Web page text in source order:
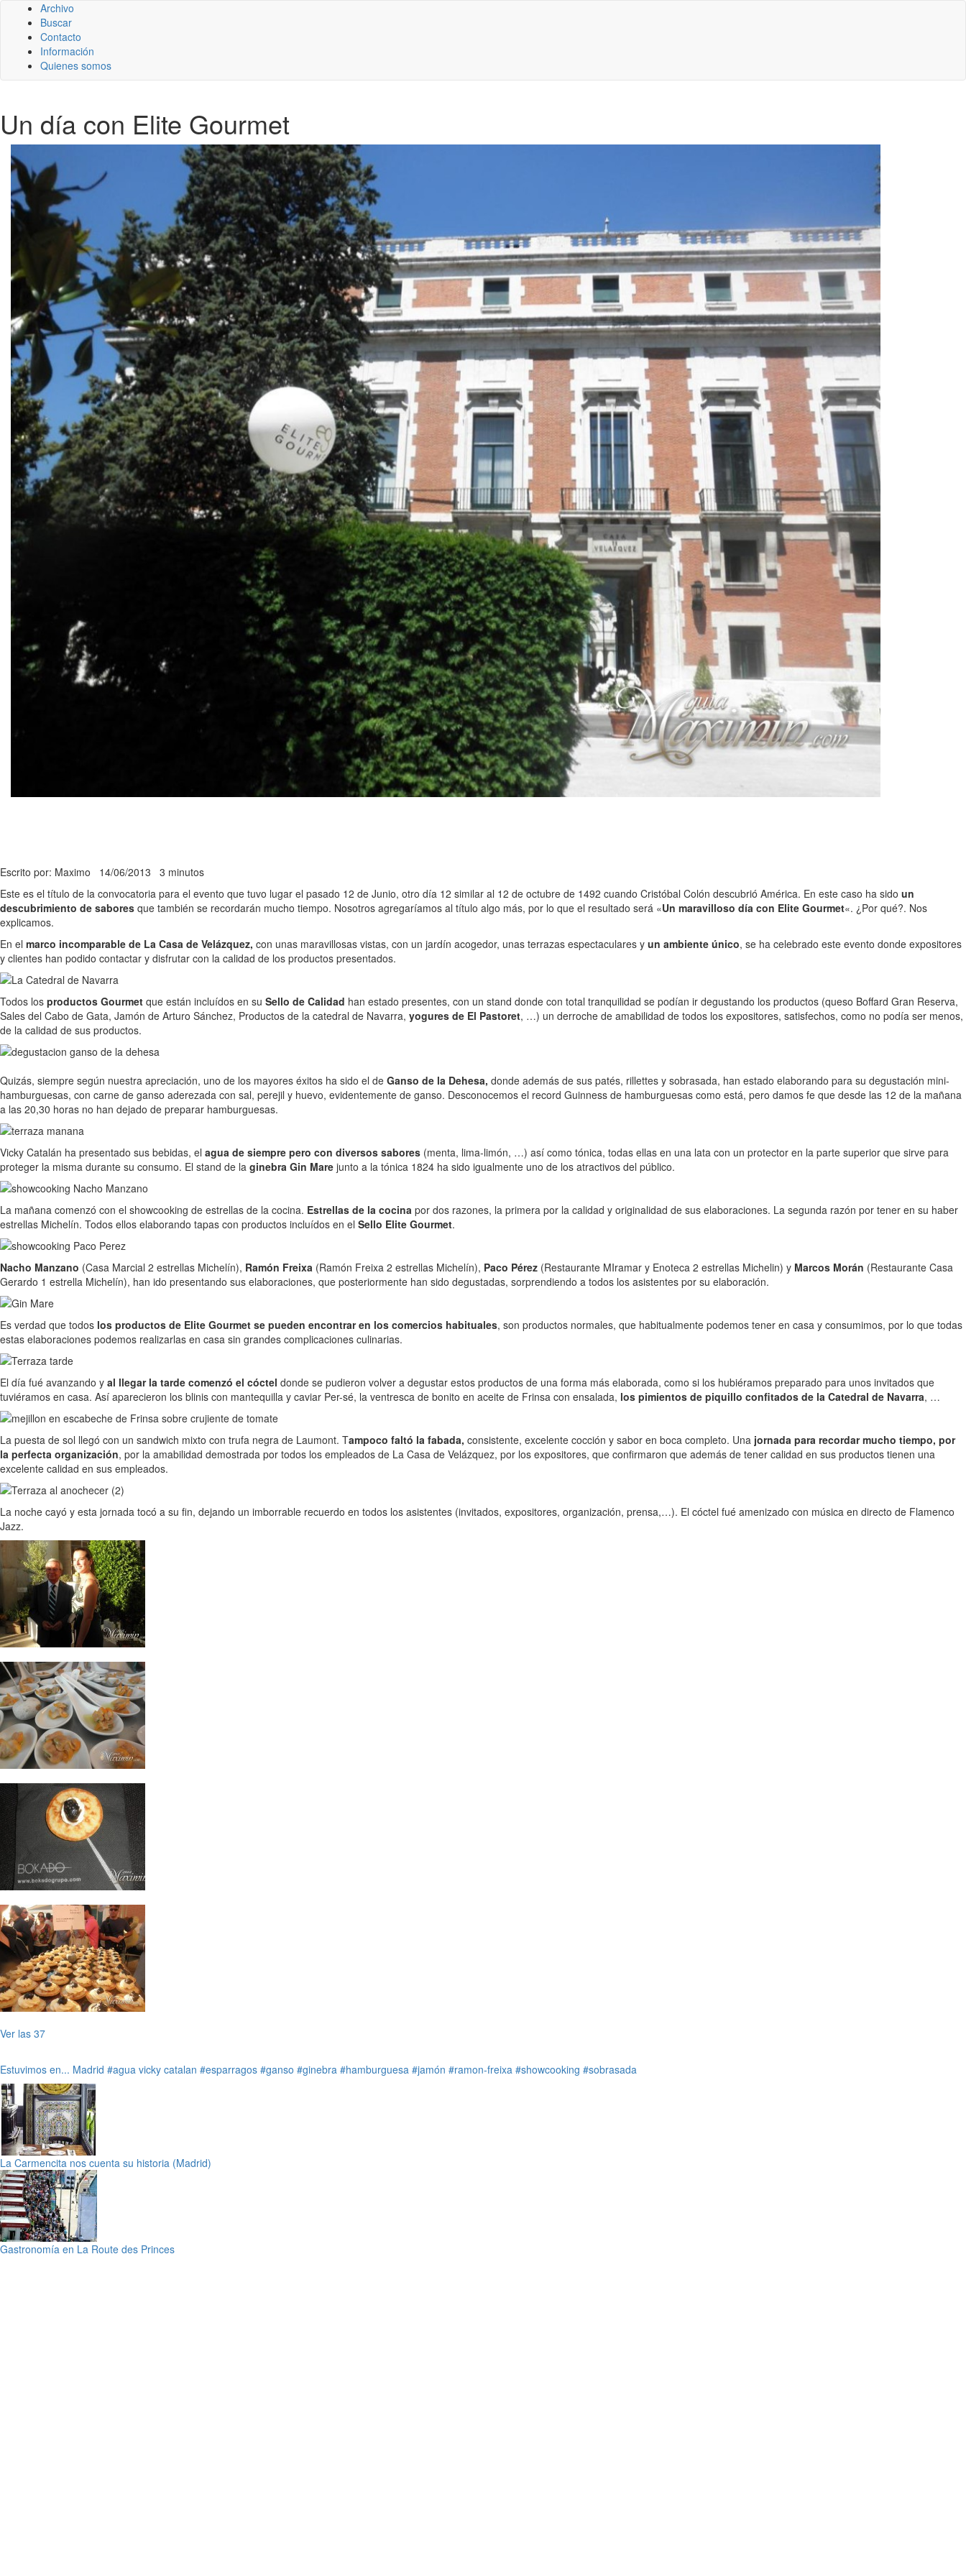
Archivo
Buscar
Contacto
Información
Quienes somos
Un día con Elite Gourmet
Escrito por: Maximo 14/06/2013 3 minutos
Este es el título de la convocatoria para el evento que tuvo lugar el pasado 12 de Junio, otro día 12 similar al 12 de octubre de 1492 cuando Cristóbal Colón descubrió América. En este caso ha sido un
descubrimiento de sabores que también se recordarán mucho tiempo. Nosotros agregaríamos al título algo más, por lo que el resultado será «Un maravilloso día con Elite Gourmet«. ¿Por qué?. Nos
explicamos.
En el marco incomparable de La Casa de Velázquez, con unas maravillosas vistas, con un jardín acogedor, unas terrazas espectaculares y un ambiente único, se ha celebrado este evento donde expositores
y clientes han podido contactar y disfrutar con la calidad de los productos presentados.
Todos los productos Gourmet que están incluídos en su Sello de Calidad han estado presentes, con un stand donde con total tranquilidad se podían ir degustando los productos (queso Boffard Gran Reserva,
Sales del Cabo de Gata, Jamón de Arturo Sánchez, Productos de la catedral de Navarra, yogures de El Pastoret, …) un derroche de amabilidad de todos los expositores, satisfechos, como no podía ser menos,
de la calidad de sus productos.
Quizás, siempre según nuestra apreciación, uno de los mayores éxitos ha sido el de Ganso de la Dehesa, donde además de sus patés, rillettes y sobrasada, han estado elaborando para su degustación mini-
hamburguesas, con carne de ganso aderezada con sal, perejil y huevo, evidentemente de ganso. Desconocemos el record Guinness de hamburguesas como está, pero damos fe que desde las 12 de la mañana
a las 20,30 horas no han dejado de preparar hamburguesas.
Vicky Catalán ha presentado sus bebidas, el agua de siempre pero con diversos sabores (menta, lima-limón, …) así como tónica, todas ellas en una lata con un protector en la parte superior que sirve para
proteger la misma durante su consumo. El stand de la ginebra Gin Mare junto a la tónica 1824 ha sido igualmente uno de los atractivos del público.
La mañana comenzó con el showcooking de estrellas de la cocina. Estrellas de la cocina por dos razones, la primera por la calidad y originalidad de sus elaboraciones. La segunda razón por tener en su haber
estrellas Michelín. Todos ellos elaborando tapas con productos incluídos en el Sello Elite Gourmet.
Nacho Manzano (Casa Marcial 2 estrellas Michelín), Ramón Freixa (Ramón Freixa 2 estrellas Michelín), Paco Pérez (Restaurante MIramar y Enoteca 2 estrellas Michelin) y Marcos Morán (Restaurante Casa
Gerardo 1 estrella Michelín), han ido presentando sus elaboraciones, que posteriormente han sido degustadas, sorprendiendo a todos los asistentes por su elaboración.
Es verdad que todos los productos de Elite Gourmet se pueden encontrar en los comercios habituales, son productos normales, que habitualmente podemos tener en casa y consumimos, por lo que todas
estas elaboraciones podemos realizarlas en casa sin grandes complicaciones culinarias.
El día fué avanzando y al llegar la tarde comenzó el cóctel donde se pudieron volver a degustar estos productos de una forma más elaborada, como si los hubiéramos preparado para unos invitados que
tuviéramos en casa. Así aparecieron los blinis con mantequilla y caviar Per-sé, la ventresca de bonito en aceite de Frinsa con ensalada, los pimientos de piquillo confitados de la Catedral de Navarra, …
La puesta de sol llegó con un sandwich mixto con trufa negra de Laumont. Tampoco faltó la fabada, consistente, excelente cocción y sabor en boca completo. Una jornada para recordar mucho tiempo, por
la perfecta organización, por la amabilidad demostrada por todos los empleados de La Casa de Velázquez, por los expositores, que confirmaron que además de tener calidad en sus productos tienen una
excelente calidad en sus empleados.
La noche cayó y esta jornada tocó a su fin, dejando un imborrable recuerdo en todos los asistentes (invitados, expositores, organización, prensa,…). El cóctel fué amenizado con música en directo de Flamenco
Jazz.
Ver las 37
Estuvimos en... Madrid #agua vicky catalan #esparragos #ganso #ginebra #hamburguesa #jamón #ramon-freixa #showcooking #sobrasada
La Carmencita nos cuenta su historia (Madrid)
Gastronomía en La Route des Princes